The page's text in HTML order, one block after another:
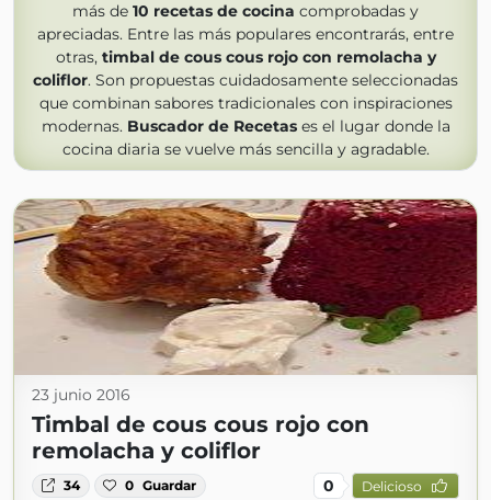
más de 10 recetas de cocina comprobadas y
apreciadas. Entre las más populares encontrarás, entre
otras, timbal de cous cous rojo con remolacha y
coliflor. Son propuestas cuidadosamente seleccionadas
que combinan sabores tradicionales con inspiraciones
modernas. Buscador de Recetases el lugar donde la
cocina diaria se vuelve más sencilla y agradable.
23 junio 2016
Timbal de cous cous rojo con
remolacha y coliflor
34 0 Guardar 0 Delicioso